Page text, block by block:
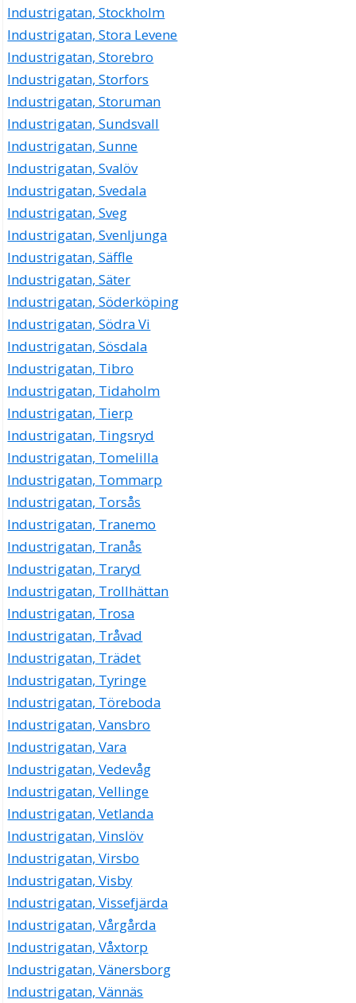
Industrigatan, Stockholm
Industrigatan, Stora Levene
Industrigatan, Storebro
Industrigatan, Storfors
Industrigatan, Storuman
Industrigatan, Sundsvall
Industrigatan, Sunne
Industrigatan, Svalöv
Industrigatan, Svedala
Industrigatan, Sveg
Industrigatan, Svenljunga
Industrigatan, Säffle
Industrigatan, Säter
Industrigatan, Söderköping
Industrigatan, Södra Vi
Industrigatan, Sösdala
Industrigatan, Tibro
Industrigatan, Tidaholm
Industrigatan, Tierp
Industrigatan, Tingsryd
Industrigatan, Tomelilla
Industrigatan, Tommarp
Industrigatan, Torsås
Industrigatan, Tranemo
Industrigatan, Tranås
Industrigatan, Traryd
Industrigatan, Trollhättan
Industrigatan, Trosa
Industrigatan, Tråvad
Industrigatan, Trädet
Industrigatan, Tyringe
Industrigatan, Töreboda
Industrigatan, Vansbro
Industrigatan, Vara
Industrigatan, Vedevåg
Industrigatan, Vellinge
Industrigatan, Vetlanda
Industrigatan, Vinslöv
Industrigatan, Virsbo
Industrigatan, Visby
Industrigatan, Vissefjärda
Industrigatan, Vårgårda
Industrigatan, Våxtorp
Industrigatan, Vänersborg
Industrigatan, Vännäs